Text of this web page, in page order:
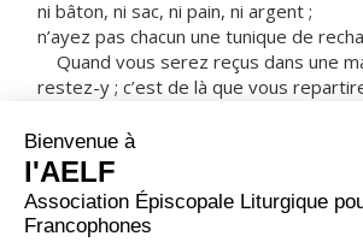
ni bâton, ni sac, ni pain, ni argent ;
n’ayez pas chacun une tunique de
Quand vous serez reçus dans une
restez-y ; c’est de là que vous
sortez de la ville et secouez la
ce sera un témoignage contre eux. »
Ils partirent
et ils allaient de village en village,